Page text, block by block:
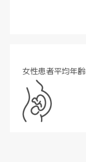
女性患者平均年齢